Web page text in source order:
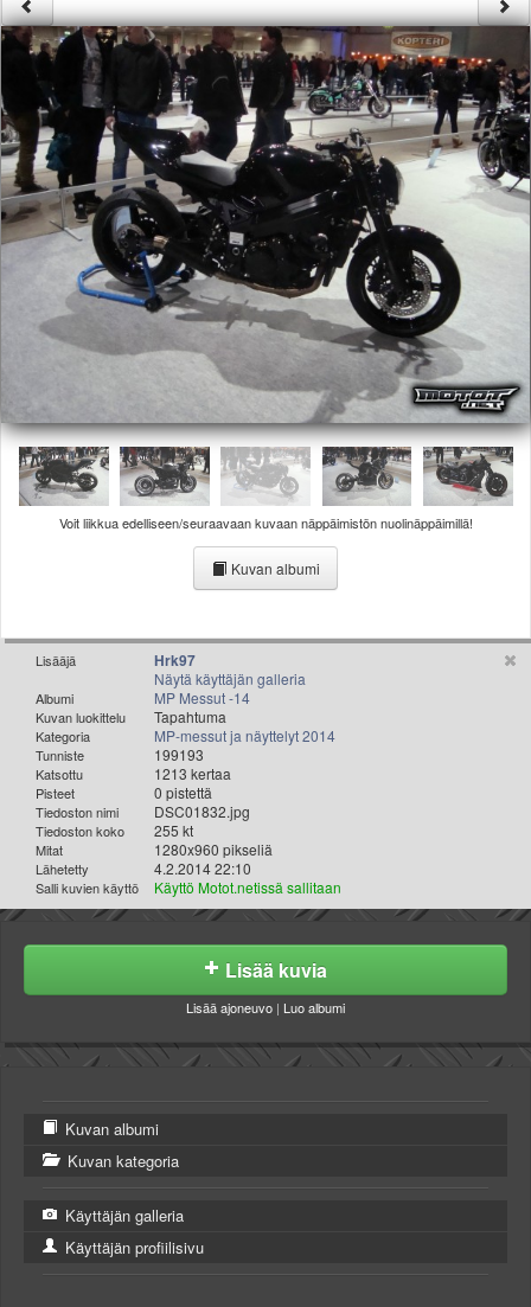
Säännöt ja ohjeet
Uudet ajoneuvot
Uudet kuvat
Uudet videot
Uudet kommentit
MYYDÄÄN
Haku
Ohjeet
Ajoneuvot
TIETOPANKKI
TAPAHTUMAT
MP15 kuvia
MP13 kuvia
ACS 2015 kuvia
Lisää uusi tapahtuma
UUTISET
Oulun sää
Rovaniemen sää
MUUT
VIP-jäsenyys
Paidat ja vaatteet
Suunnittele oma paita
Mainostus
Palaute
Kevytversio
Voit liikkua edelliseen/seuraavaan kuvaan näppäimistön nuolinäppäimillä!
Kuvan albumi
Lisääjä Hrk97
Näytä käyttäjän galleria
Albumi MP Messut -14
Kuvan luokittelu Tapahtuma
Kategoria MP-messut ja näyttelyt 2014
Tunniste 199193
Katsottu 1213 kertaa
Pisteet 0 pistettä
Tiedoston nimi DSC01832.jpg
Tiedoston koko 255 kt
Mitat 1280x960 pikseliä
Lähetetty 4.2.2014 22:10
Salli kuvien käyttö Käyttö Motot.netissä sallitaan
Lisää kuvia
Lisää ajoneuvo | Luo albumi
Kuvan albumi
Kuvan kategoria
Käyttäjän galleria
Käyttäjän profiilisivu